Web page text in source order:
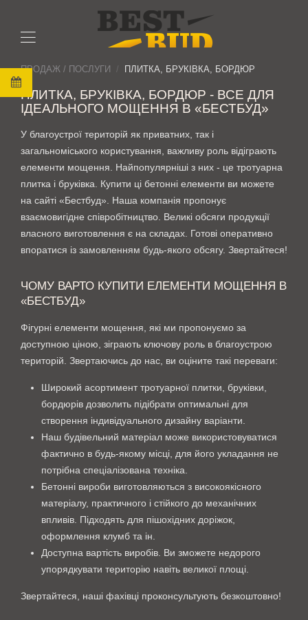
ПРОДАЖ / ПОСЛУГИ ПЛИТКА, БРУКІВКА, БОРДЮР
ПЛИТКА, БРУКІВКА, БОРДЮР - ВСЕ ДЛЯ
ІДЕАЛЬНОГО МОЩЕННЯ В «БЕСТБУД»
У благоустрої територій як приватних, так і
загальноміського користування, важливу роль відіграють
елементи мощення. Найпопулярніші з них - це тротуарна
плитка і бруківка. Купити ці бетонні елементи ви можете
на сайті «Бестбуд». Наша компанія пропонує
взаємовигідне співробітництво. Великі обсяги продукції
власного виготовлення є на складах. Готові оперативно
впоратися із замовленням будь-якого обсягу. Звертайтеся!
ЧОМУ ВАРТО КУПИТИ ЕЛЕМЕНТИ МОЩЕННЯ В
«БЕСТБУД»
Фігурні елементи мощення, які ми пропонуємо за
доступною ціною, зіграють ключову роль в благоустрою
територій. Звертаючись до нас, ви оціните такі переваги:
Широкий асортимент тротуарної плитки, бруківки,
бордюрів дозволить підібрати оптимальні для
створення індивідуального дизайну варіанти.
Наш будівельний матеріал може використовуватися
фактично в будь-якому місці, для його укладання не
потрібна спеціалізована техніка.
Бетонні вироби виготовляються з високоякісного
матеріалу, практичного і стійкого до механічних
впливів. Підходять для пішохідних доріжок,
оформлення клумб та ін.
Доступна вартість виробів. Ви зможете недорого
упорядкувати територію навіть великої площі.
Звертайтеся, наші фахівці проконсультують безкоштовно!